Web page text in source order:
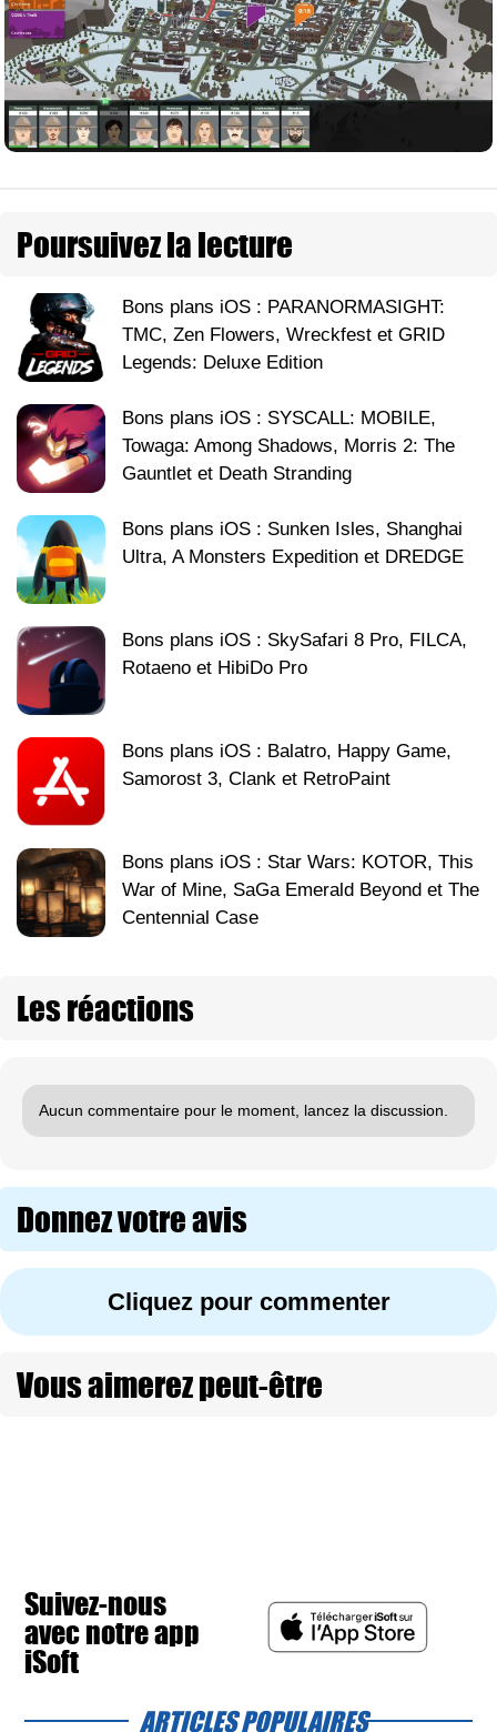
Poursuivez la lecture
Bons plans iOS : PARANORMASIGHT:
TMC, Zen Flowers, Wreckfest et GRID
Legends: Deluxe Edition
Bons plans iOS : SYSCALL: MOBILE,
Towaga: Among Shadows, Morris 2: The
Gauntlet et Death Stranding
Bons plans iOS : Sunken Isles, Shanghai
Ultra, A Monsters Expedition et DREDGE
Bons plans iOS : SkySafari 8 Pro, FILCA,
Rotaeno et HibiDo Pro
Bons plans iOS : Balatro, Happy Game,
Samorost 3, Clank et RetroPaint
Bons plans iOS : Star Wars: KOTOR, This
War of Mine, SaGa Emerald Beyond et The
Centennial Case
Les réactions
Aucun commentaire pour le moment, lancez la discussion.
Donnez votre avis
Cliquez pour commenter
Vous aimerez peut-être
Suivez-nous
avec notre app
iSoft
ARTICLES POPULAIRES